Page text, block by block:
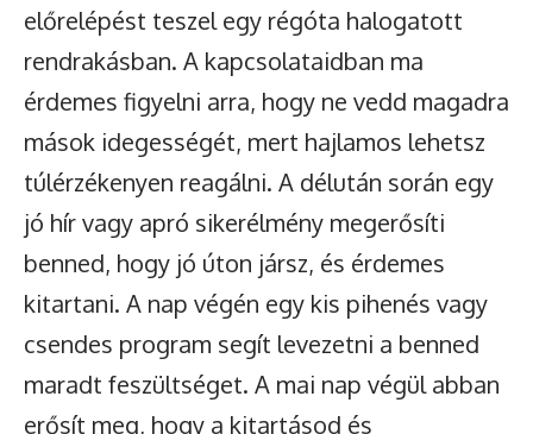
előrelépést teszel egy régóta halogatott
rendrakásban. A kapcsolataidban ma
érdemes figyelni arra, hogy ne vedd magadra
mások idegességét, mert hajlamos lehetsz
túlérzékenyen reagálni. A délután során egy
jó hír vagy apró sikerélmény megerősíti
benned, hogy jó úton jársz, és érdemes
kitartani. A nap végén egy kis pihenés vagy
csendes program segít levezetni a benned
maradt feszültséget. A mai nap végül abban
erősít meg, hogy a kitartásod és